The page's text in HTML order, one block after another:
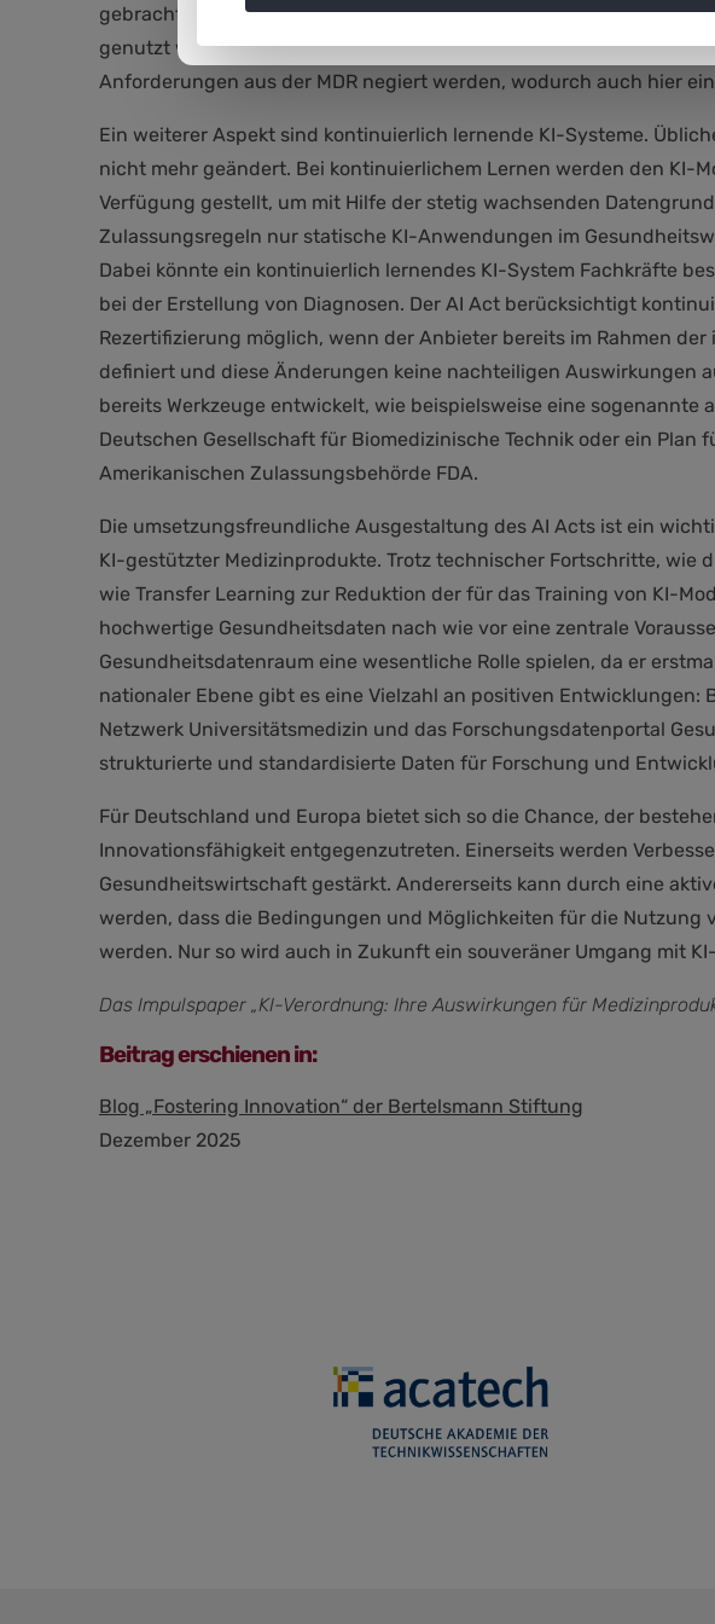
gebracht werden. Die Anforderungen der MDR greifen hingegen
genutzt werden sollen. Die innovationsfreundliche Regelung des
Anforderungen aus der MDR negiert werden, wodurch auch hier
Ein weiterer Aspekt sind kontinuierlich lernende KI-Systeme.
nicht mehr geändert. Bei kontinuierlichem Lernen werden den KI-
Verfügung gestellt, um mit Hilfe der stetig wachsenden
Zulassungsregeln nur statische KI-Anwendungen im
Dabei könnte ein kontinuierlich lernendes KI-System Fachkräfte
bei der Erstellung von Diagnosen. Der AI Act berücksichtigt
Rezertifizierung möglich, wenn der Anbieter bereits im Rahmen
definiert und diese Änderungen keine nachteiligen Auswirkungen
bereits Werkzeuge entwickelt, wie beispielsweise eine
Deutschen Gesellschaft für Biomedizinische Technik oder ein
Amerikanischen Zulassungsbehörde FDA.
Die umsetzungsfreundliche Ausgestaltung des AI Acts ist ein
KI-gestützter Medizinprodukte. Trotz technischer Fortschritte, wie
wie Transfer Learning zur Reduktion der für das Training von KI-
hochwertige Gesundheitsdaten nach wie vor eine zentrale
Gesundheitsdatenraum eine wesentliche Rolle spielen, da er
nationaler Ebene gibt es eine Vielzahl an positiven
Netzwerk Universitätsmedizin und das Forschungsdatenportal
strukturierte und standardisierte Daten für Forschung und
Für Deutschland und Europa bietet sich so die Chance, der
Innovationsfähigkeit entgegenzutreten. Einerseits werden
Gesundheitswirtschaft gestärkt. Andererseits kann durch eine
werden, dass die Bedingungen und Möglichkeiten für die
werden. Nur so wird auch in Zukunft ein souveräner Umgang mit
Das Impulspaper „KI-Verordnung: Ihre Auswirkungen für
Beitrag erschienen in:
Blog „Fostering Innovation“ der Bertelsmann Stiftung
Dezember 2025